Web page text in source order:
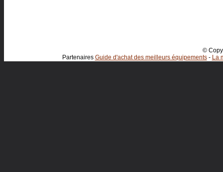
©
Partenaires Guide d'achat des meilleurs équipements- La